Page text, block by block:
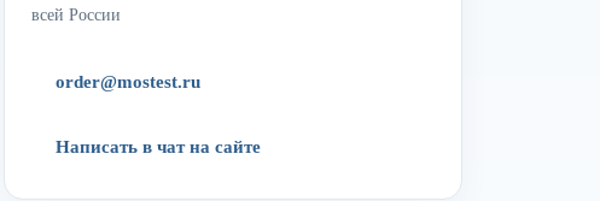
всей России
order@mostest.ru
Написать в чат на сайте